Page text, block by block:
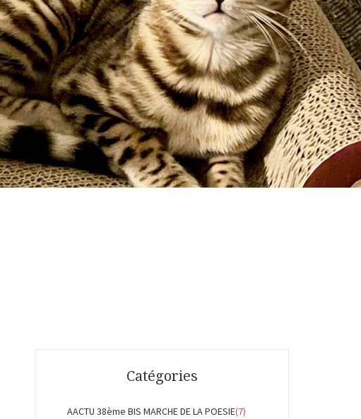
Catégories
AACTU 38ème BIS MARCHE DE LA POESIE(7)